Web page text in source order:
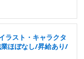
ラスト・キャラクタ
ほぼなし/昇給あり/